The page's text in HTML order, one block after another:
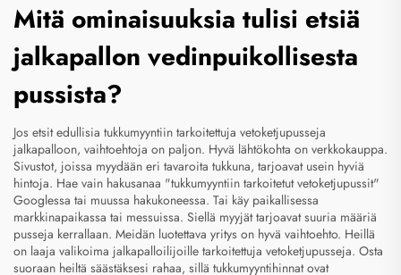
Mitä ominaisuuksia tulisi etsiä
jalkapallon vedinpuikollisesta
pussista?
Jos etsit edullisia tukkumyyntiin tarkoitettuja vetoketjupusseja
jalkapalloon, vaihtoehtoja on paljon. Hyvä lähtökohta on verkkokauppa.
Sivustot, joissa myydään eri tavaroita tukkuna, tarjoavat usein hyviä
hintoja. Hae vain hakusanaa "tukkumyyntiin tarkoitetut vetoketjupussit"
Googlessa tai muussa hakukoneessa. Tai käy paikallisessa
markkinapaikassa tai messuissa. Siellä myyjät tarjoavat suuria määriä
pusseja kerrallaan. Meidän luotettava yritys on hyvä vaihtoehto. Heillä
on laaja valikoima jalkapalloilijoille tarkoitettuja vetoketjupusseja. Osta
suoraan heiltä säästäksesi rahaa, sillä tukkumyyntihinnat ovat